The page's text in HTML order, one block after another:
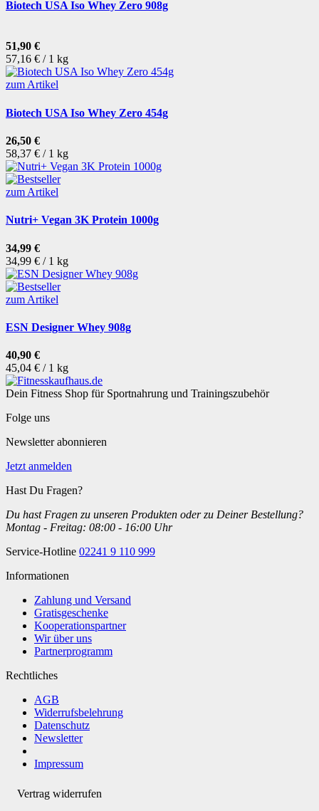
Biotech USA Iso Whey Zero 908g
51,90 €
57,16 € / 1 kg
zum Artikel
Biotech USA Iso Whey Zero 454g
26,50 €
58,37 € / 1 kg
zum Artikel
Nutri+ Vegan 3K Protein 1000g
34,99 €
34,99 € / 1 kg
zum Artikel
ESN Designer Whey 908g
40,90 €
45,04 € / 1 kg
Dein Fitness Shop für Sportnahrung und Trainingszubehör
Folge uns
Newsletter abonnieren
Jetzt anmelden
Hast Du Fragen?
Du hast Fragen zu unseren Produkten oder zu Deiner Bestellung?
Montag - Freitag: 08:00 - 16:00 Uhr
Service-Hotline 02241 9 110 999
Informationen
Zahlung und Versand
Gratisgeschenke
Kooperationspartner
Wir über uns
Partnerprogramm
Rechtliches
AGB
Widerrufsbelehrung
Datenschutz
Newsletter
Impressum
Vertrag widerrufen